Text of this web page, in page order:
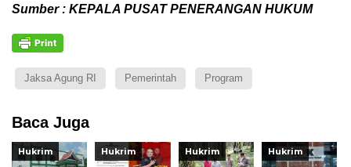
Sumber : KEPALA PUSAT PENERANGAN HUKUM
Jaksa Agung RI Pemerintah Program
Baca Juga
Hukrim Hukrim Hukrim Hukrim